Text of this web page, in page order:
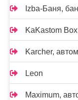
Izba-Баня,
KaKastom Box
Karcher,
Leon
Maximum,